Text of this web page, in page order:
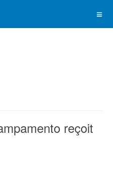
reçoit